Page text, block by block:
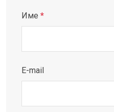
Име *
E-mail